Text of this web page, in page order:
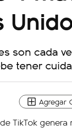
son cada
tener
Agregar